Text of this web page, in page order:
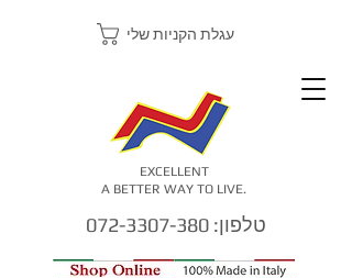
טלפון: 072-3307-380
עגלת הקניות שלי
EXCELLENT
A BETTER WAY TO LIVE.